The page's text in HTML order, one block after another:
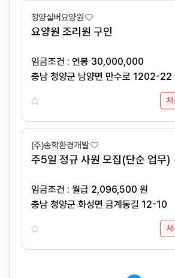
청양실버요양원
요양원 조리원 구인
임금조건 : 연봉 30,000,000
충남 청양군 남양면 만수로 1202-22
(주)송학환경개발
주5일 정규 사원 모집(단순 업무)
임금조건 : 월급 2,096,500 원
충남 청양군 화성면 금계동길 12-10